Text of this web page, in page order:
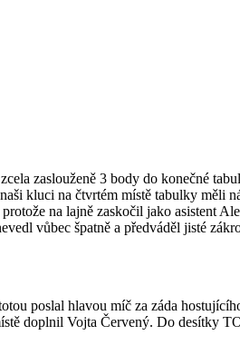
zaslouženě 3 body do konečné
kluci na čtvrtém místě tabulky měli
na lajně zaskočil jako asistent
vůbec špatně a předváděl jisté
poslal hlavou míč za záda
doplnil Vojta Červený. Do desítky